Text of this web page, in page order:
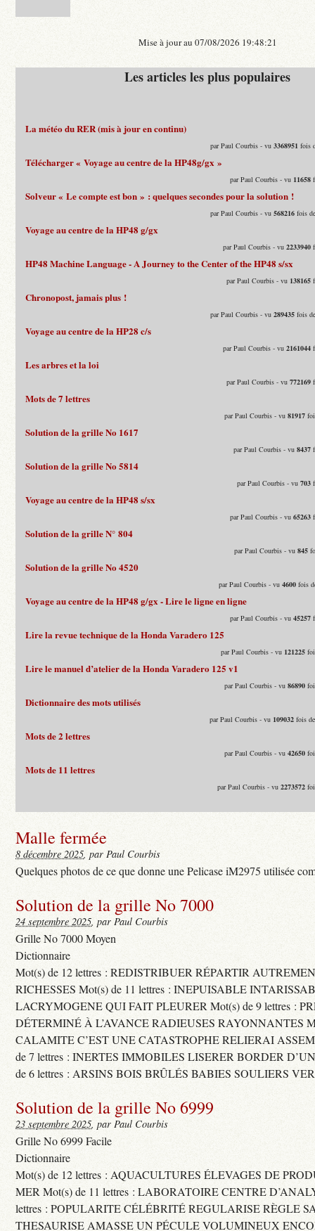
Mise à jour au 07/08/2026 19:48:21
Les articles les plus populaires
La météo du RER (mis à jour en continu)
par Paul Courbis - vu3368951 fois
Télécharger « Voyage au centre de la HP48g/gx »
par Paul Courbis - vu 11658
Solveur « Le compte est bon » : quelques secondes pour la solution !
par Paul Courbis - vu568216 fois
Voyage au centre de la HP48 g/gx
par Paul Courbis - vu2233940
HP48 Machine Language - A Journey to the Center of the HP48 s/sx
par Paul Courbis - vu 138165
Chronopost, jamais plus !
par Paul Courbis - vu289435 fois
Voyage au centre de la HP28 c/s
par Paul Courbis - vu2161044
Les arbres et la loi
par Paul Courbis - vu772169
Mots de 7 lettres
par Paul Courbis - vu81917
Solution de la grille No 1617
par Paul Courbis - vu8437
Solution de la grille No 5814
par Paul Courbis - vu703
Voyage au centre de la HP48 s/sx
par Paul Courbis - vu65263
Solution de la grille N° 804
par Paul Courbis - vu845
Solution de la grille No 4520
par Paul Courbis - vu4600 fois
Voyage au centre de la HP48 g/gx - Lire le ligne en ligne
par Paul Courbis - vu45257
Lire la revue technique de la Honda Varadero 125
par Paul Courbis - vu 121225
Lire le manuel d’atelier de la Honda Varadero 125 v1
par Paul Courbis - vu86890
Dictionnaire des mots utilisés
par Paul Courbis - vu 109032 fois
Mots de 2 lettres
par Paul Courbis - vu42650
Mots de 11 lettres
par Paul Courbis - vu2273572
Malle fermée
8 décembre 2025, par Paul Courbis
Quelques photos de ce que donne une Pelicase iM2975 utilisée
Solution de la grille No 7000
24 septembre 2025, par Paul Courbis
Grille No 7000 Moyen
Dictionnaire
Mot(s) de 12 lettres : REDISTRIBUER RÉPARTIR
RICHESSES Mot(s) de 11 lettres : INEPUISABLE
LACRYMOGENE QUI FAIT PLEURER Mot(s) de 9 lettres :
DÉTERMINÉ À L’AVANCE RADIEUSES RAYONNANTES
CALAMITE C’EST UNE CATASTROPHE RELIERAI
de 7 lettres : INERTES IMMOBILES LISERER BORDER
de 6 lettres : ARSINS BOIS BRÛLÉS BABIES SOULIERS
Solution de la grille No 6999
23 septembre 2025, par Paul Courbis
Grille No 6999 Facile
Dictionnaire
Mot(s) de 12 lettres : AQUACULTURES ÉLEVAGES DE
MER Mot(s) de 11 lettres : LABORATOIRE CENTRE
lettres : POPULARITE CÉLÉBRITÉ REGULARISE RÈGLE
THESAURISE AMASSE UN PÉCULE VOLUMINEUX